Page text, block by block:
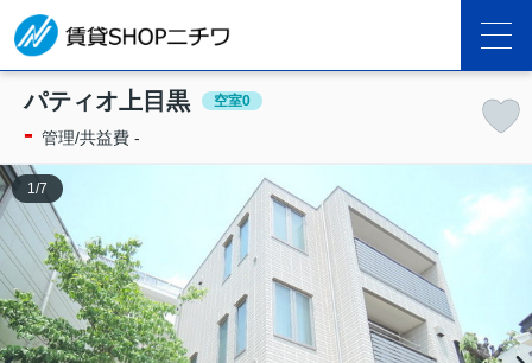
パティオ上目黒 空室0
- 管理/共益費 -
1 /7